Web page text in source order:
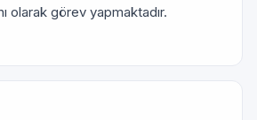
olarak görev yapmaktadır.